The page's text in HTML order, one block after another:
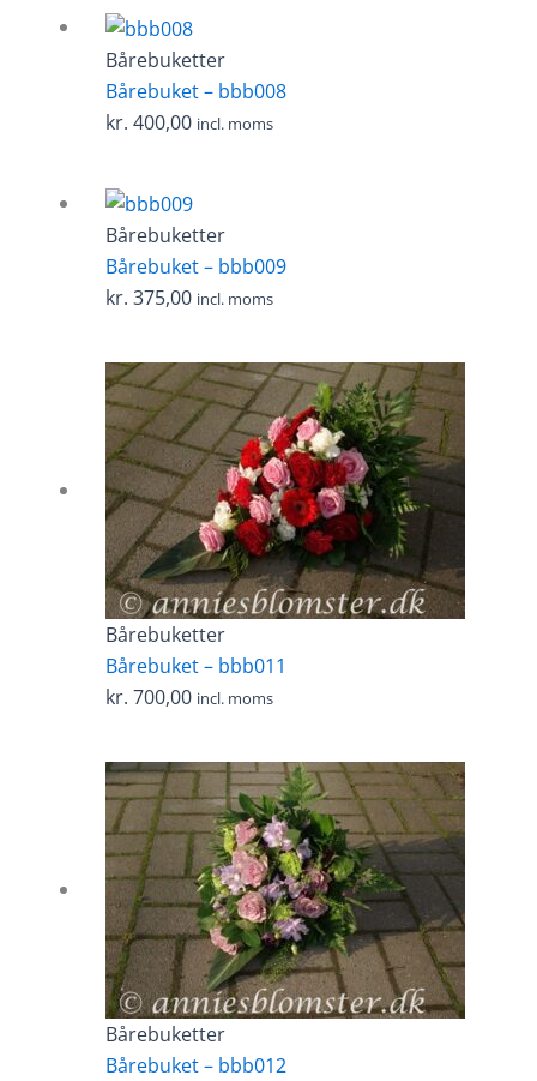
Bårebuketter
Bårebuket – bbb008
kr. 400,00 incl. moms
Bårebuketter
Bårebuket – bbb009
kr. 375,00 incl. moms
Bårebuketter
Bårebuket – bbb011
kr. 700,00 incl. moms
Bårebuketter
Bårebuket – bbb012